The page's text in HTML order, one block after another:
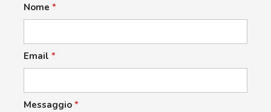
Nome *
Email *
Messaggio *